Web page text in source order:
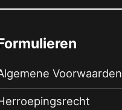
Voorwaarden